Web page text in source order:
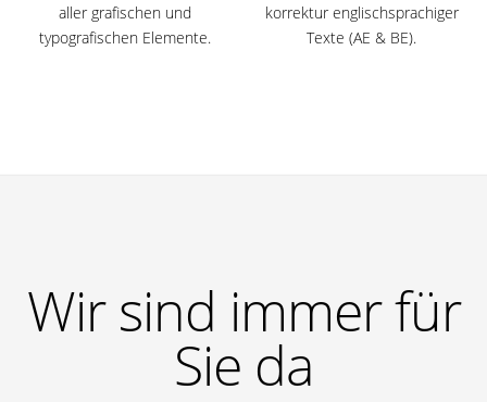
aller grafischen und
typografischen Elemente.
korrektur englischsprachiger
Texte (AE & BE).
Wir sind immer für
Sie da